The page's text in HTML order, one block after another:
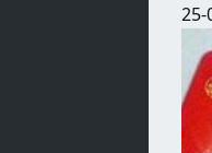
25-